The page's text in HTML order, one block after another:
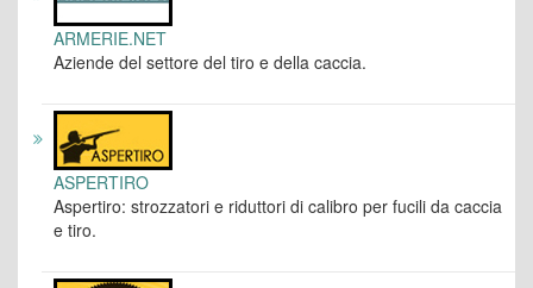
ARMERIE.NET
Aziende del settore del tiro e della caccia.
ASPERTIRO
Aspertiro: strozzatori e riduttori di calibro per fucili da caccia
e tiro.